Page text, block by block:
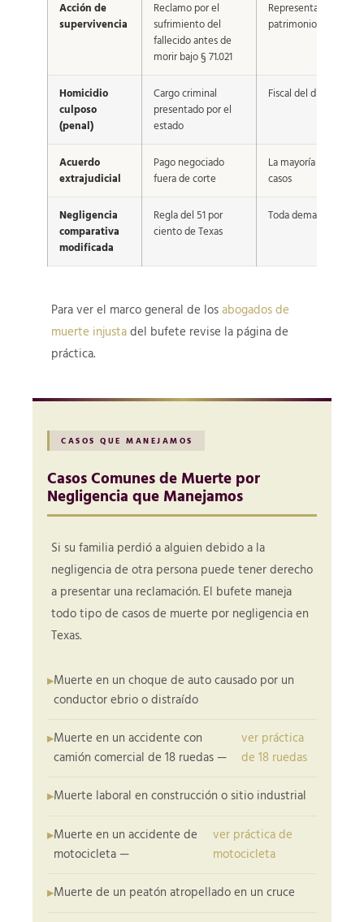
Acción de
supervivencia
Reclamo por el
sufrimiento del
fallecido antes de
morir bajo § 71.021
Representante del
patrimonio
Homicidio
culposo
(penal)
Cargo criminal
presentado por el
estado
Fiscal del distrito
Acuerdo
extrajudicial
Pago negociado
fuera de corte
La mayoría de los
casos
Negligencia
comparativa
modificada
Regla del 51 por
ciento de Texas
Toda demanda civil
Para ver el marco general de losabogados de
muerte injustadel bufete revise la página de
práctica.
CASOS QUE MANEJAMOS
Casos Comunes de Muerte por
Negligencia que Manejamos
Si su familia perdió a alguien debido a la
negligencia de otra persona puede tener derecho
a presentar una reclamación. El bufete maneja
todo tipo de casos de muerte por negligencia en
Texas.
Muerte en un choque de auto causado por un
conductor ebrio o distraído
Muerte en un accidente con
camión comercial de 18 ruedas —
ver práctica
de 18 ruedas
Muerte laboral en construcción o sitio industrial
Muerte en un accidente de
motocicleta —
ver práctica de
motocicleta
Muerte de un peatón atropellado en un cruce